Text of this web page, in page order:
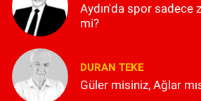
Aydın'da spor sadece
mi?
DURAN TEKE
Güler misiniz, Ağlar